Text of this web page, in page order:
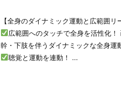
【全身のダイナミック運動と広範囲リ
広範囲へのタッチで全身を活性化
幹・下肢を伴うダイナミックな全身運
聴覚と運動を連動！ ...